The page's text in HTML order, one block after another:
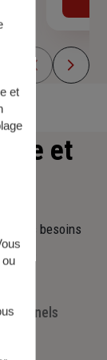
et
vos besoins
et